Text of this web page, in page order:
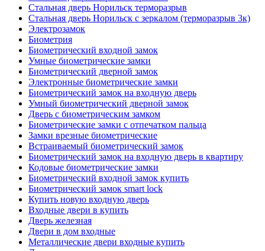
Стальная дверь Норильск терморазрыв
Стальная дверь Норильск с зеркалом (терморазрыв 3к)
Электрозамок
Биометрия
Биометрический входной замок
Умные биометрические замки
Биометрический дверной замок
Электронные биометрические замки
Биометрический замок на входную дверь
Умный биометрический дверной замок
Дверь с биометрическим замком
Биометрические замки с отпечатком пальца
Замки врезные биометрические
Встраиваемый биометрический замок
Биометрический замок на входную дверь в квартиру
Кодовые биометрические замки
Биометрический входной замок купить
Биометрический замок smart lock
Купить новую входную дверь
Входные двери в купить
Дверь железная
Двери в дом входные
Металлические двери входные купить